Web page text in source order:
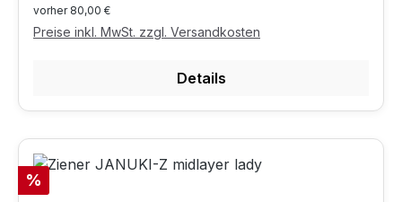
vorher 80,00 €
Preise inkl. MwSt. zzgl. Versandkosten
Details
Rabatt
%